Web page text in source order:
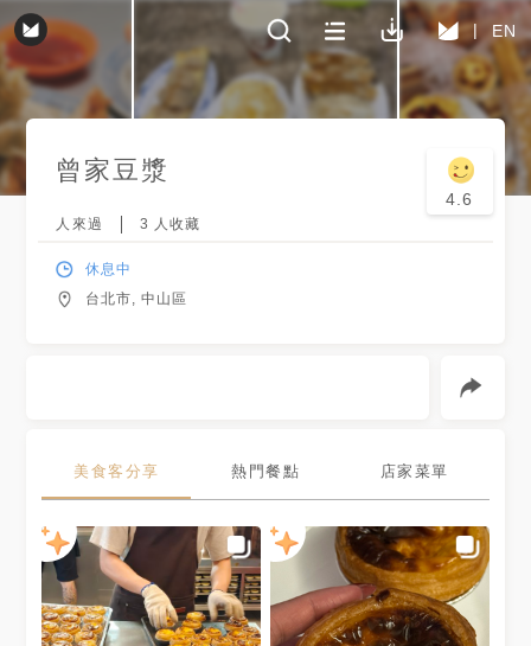
EN
曾家豆漿
4.6
人來過 3 人收藏
休息中
台北市, 中山區
美食客分享 熱門餐點 店家菜單